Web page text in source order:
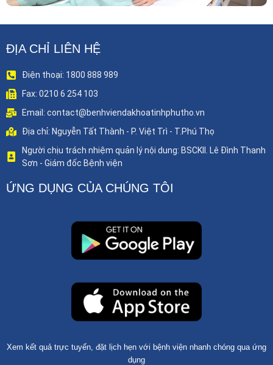
ĐỊA CHỈ LIÊN HỆ
Điện thoại: 1800 888 989
Fax: 0210 6 254 103
Email: contact@benhviendakhoatinhphutho.vn
Địa chỉ: Nguyễn Tất Thành - P. Việt Trì - T.Phú Thọ
Người chịu trách nhiệm quản lý nội dung: BSCKII. Lê Đình Thanh
Sơn - Giám đốc Bệnh viện
ỨNG DỤNG CỦA CHÚNG TÔI
Xem kết quả trực tuyến, đặt lịch hẹn với bệnh viện nhanh chóng qua ứng
dụng